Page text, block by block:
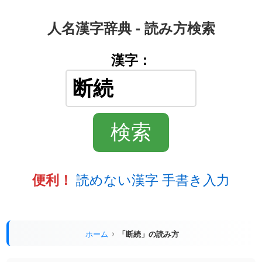
人名漢字辞典 - 読み方検索
漢字：
便利！ 読めない漢字 手書き入力
ホーム 「断続」の読み方